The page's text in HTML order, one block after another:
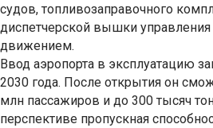
судов, топливозаправочного
диспетчерской вышки
движением.
Ввод аэропорта в эксплуатацию
2030 года. После открытия он
млн пассажиров и до 300 тысяч
перспективе пропускная